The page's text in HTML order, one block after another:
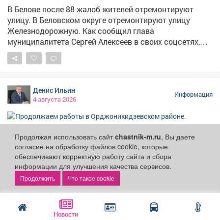
Новости
вынуждены дышать этим воздухом и видеть
мусорные кучи по дороге в сад. Местные жители
недоумевают, сколько ещё это место будет
превращаться в стихийную свалку, прежде чем
управляющая компания наконец наведёт порядок и
уберёт отходы. Пока же официальных комментариев
поступало
В Белове после 88 жалоб жителей отремонтируют
улицу. В Беловском округе отремонтируют улицу
Железнодорожную. Как сообщил глава
муниципалитета Сергей Алексеев в своих соцсетях,
решение принято после 88 обращений местных
жителей. Сейчас готовят техдокументацию. Работы
обустройство парковок и съездов. Протяжённость
участка – 850 метров. При этом жители частного
сектора продолжают жаловаться на подтопление
домов . Суд уже обязал администрацию устранить эту
проблему, но строительство ливневой канализации
потребует 2–3 миллиарда рублей. Вопросы ремонта
дорог и благоустройства остаются на контроле
администрации.
Денис Ильин
4 августа 2026
Информация
Продолжаем работы в
Орджоникидзевском районе.
Сегодня - земляные работы, делаем котлован для
установки помпы, чтобы откачивать воду с
затопленных территорий. 🔷Проверил укрепление
береговой линии Алениного ручья. Заехал на
территорию Зыряновской котельной - там
продолжают откачку спасатели МЧС. Пообщался с
Продолжая использовать сайтchastnik-m.ru, Вы даете
согласие на обработку файлов cookie, которые
обеспечивают корректную работу сайта и сбора
информации для улучшения качества сервисов.
Что такое cookie